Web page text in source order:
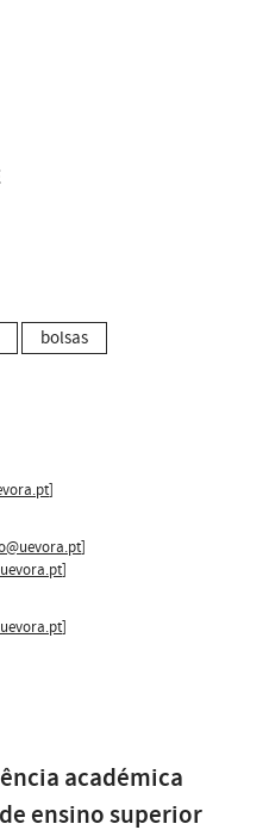
bolsas
]
]
]
]
académica
ensino superior